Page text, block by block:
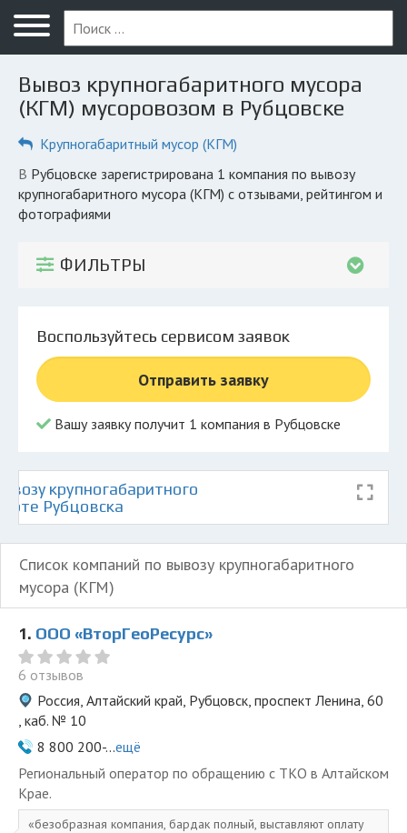
Меню
Главная
Вопрос юристу
Компании
КОМПАНИЯМ
© 2026 Все права защищены
Вывоз крупногабаритного мусора
(КГМ) мусоровозом в Рубцовске
Крупногабаритный мусор (КГМ)
в Рубцовске зарегистрирована 1 компания по вывозу
крупногабаритного мусора (КГМ) с отзывами, рейтингом и
фотографиями
ФИЛЬТРЫ
Воспользуйтесь сервисом заявок
Отправить заявку
Вашу заявку получит 1 компания в Рубцовске
крупногабаритного
Рубцовска
Список компаний по вывозу крупногабаритного
мусора (КГМ)
1. ООО «ВторГеоРесурс»
6 отзывов
Россия, Алтайский край, Рубцовск, проспект Ленина, 60
, каб. № 10
8 800 200-...ещё
Региональный оператор по обращению с ТКО в Алтайском
Крае.
безобразная компания, бардак полный, выставляют оплату